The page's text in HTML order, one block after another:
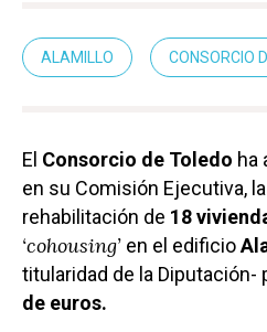
ALAMILLO CONSORCIO
El Consorcio de Toledo ha
en su Comisión Ejecutiva,
rehabilitación de 18
‘cohousing’ en el edificio
titularidad de la Diputación-
de euros.